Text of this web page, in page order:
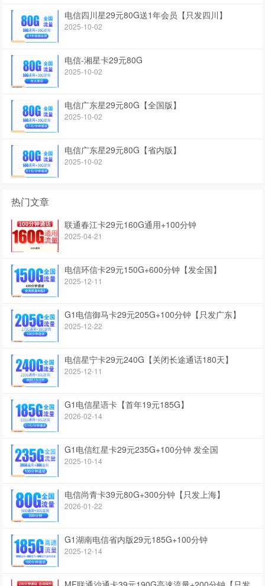
电信四川星29元80G送1年会员【只发四川】
2025-10-02
电信-湘星卡29元80G
2025-10-02
电信广东星29元80G【全国版】
2025-10-02
电信广东星29元80G【省内版】
2025-10-02
热门文章
联通春江卡29元160G通用+100分钟
2025-04-21
电信环信卡29元150G+600分钟【发全国】
2025-12-11
G1电信御马卡29元205G+100分钟【只发广东】
2025-12-22
电信星宁卡29元240G【关闭长途通话180天】
2025-12-11
G1电信星语卡【首年19元185G】
2026-02-14
G1电信红星卡29元235G+100分钟 发全国
2025-10-14
电信尚青卡39元80G+300分钟【只发上海】
2026-01-22
G1湖南电信省内版29元185G+100分钟
2025-12-14